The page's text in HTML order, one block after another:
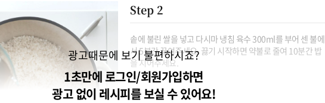
Step 2
솥에 불린 쌀을 넣고 다시마 냉침 육수 300ml를 부어 센 불에
서 5분간 끓여주세요. 끓기 시작하면 약불로 줄여 10분간 밥
을 지어주세요.
광고때문에 보기 불편하시죠?
1초만에 로그인/회원가입하면
광고 없이 레시피를 보실 수 있어요!